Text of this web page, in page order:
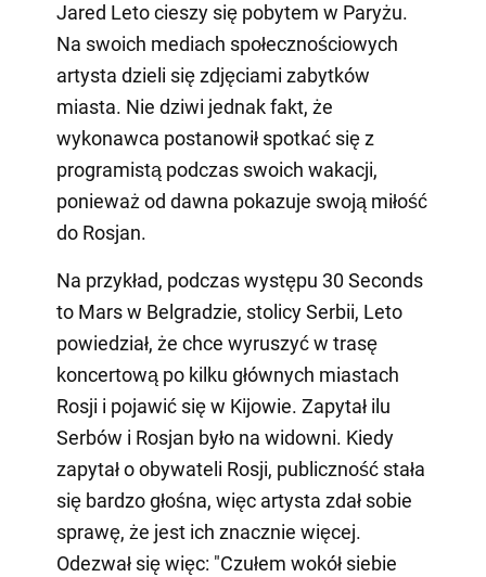
Jared Leto cieszy się pobytem w Paryżu.
Na swoich mediach społecznościowych
artysta dzieli się zdjęciami zabytków
miasta. Nie dziwi jednak fakt, że
wykonawca postanowił spotkać się z
programistą podczas swoich wakacji,
ponieważ od dawna pokazuje swoją miłość
do Rosjan.
Na przykład, podczas występu 30 Seconds
to Mars w Belgradzie, stolicy Serbii, Leto
powiedział, że chce wyruszyć w trasę
koncertową po kilku głównych miastach
Rosji i pojawić się w Kijowie. Zapytał ilu
Serbów i Rosjan było na widowni. Kiedy
zapytał o obywateli Rosji, publiczność stała
się bardzo głośna, więc artysta zdał sobie
sprawę, że jest ich znacznie więcej.
Odezwał się więc: "Czułem wokół siebie